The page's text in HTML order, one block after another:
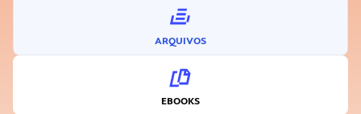
ARQUIVOS
EBOOKS